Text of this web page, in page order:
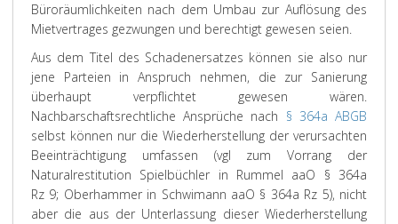
Büroräumlichkeiten nach dem Umbau zur Auflösung des
Mietvertrages gezwungen und berechtigt gewesen seien.
Aus dem Titel des Schadenersatzes können sie also nur
jene Parteien in Anspruch nehmen, die zur Sanierung
überhaupt verpflichtet gewesen wären.
Nachbarschaftsrechtliche Ansprüche nach § 364a ABGB
selbst können nur die Wiederherstellung der verursachten
Beeinträchtigung umfassen (vgl zum Vorrang der
Naturalrestitution Spielbüchler in Rummel aaO § 364a
Rz 9; Oberhammer in Schwimann aaO § 364a Rz 5), nicht
aber die aus der Unterlassung dieser Wiederherstellung